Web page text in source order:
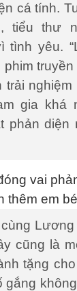
cá tính.
tiểu thư
tình yêu.
trải
gia khá
phản diện
cũng là
tặng
gắng